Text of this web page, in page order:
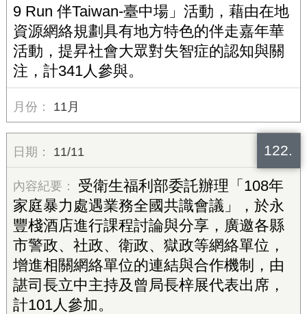
9 Run 伴Taiwan-臺中場」活動，藉由在地
資源網絡規劃具有地方特色的伴走嘉年華
活動，提昇社會大眾對失智症的認知與關
注，計341人參與。
11月
122.
11/11
受衛生福利部委託辦理「108年
家庭暴力處遇業務全國共識會議」，於永
豐棧酒店進行課程討論與分享，廣邀各縣
市警政、社政、衛政、獄政等網絡單位，
增進相關網絡單位的連結與合作機制，由
諶司長立中主持及曾局長梓展代表出席，
計101人參加。